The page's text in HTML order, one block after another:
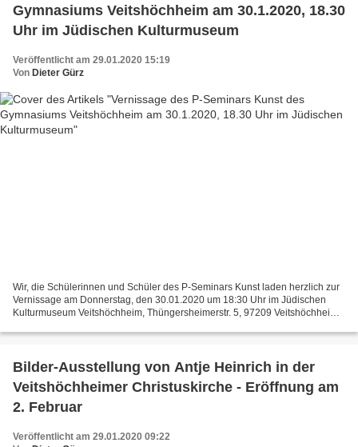
Gymnasiums Veitshöchheim am 30.1.2020, 18.30
Uhr im Jüdischen Kulturmuseum
Veröffentlicht am 29.01.2020 15:19
Von Dieter Gürz
Wir, die Schülerinnen und Schüler des P-Seminars Kunst laden herzlich zur
Vernissage am Donnerstag, den 30.01.2020 um 18:30 Uhr im Jüdischen
Kulturmuseum Veitshöchheim, Thüngersheimerstr. 5, 97209 Veitshöchheim
Bilder-Ausstellung von Antje Heinrich in der
Veitshöchheimer Christuskirche - Eröffnung am
2. Februar
Veröffentlicht am 29.01.2020 09:22